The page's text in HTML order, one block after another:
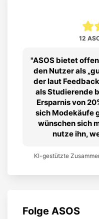
12
ASOS bietet
den Nutzer als
der laut
als Studierende
Ersparnis von
sich Modekäufe
wünschen sich
nutze ihn,
KI-gestützte
Folge ASOS